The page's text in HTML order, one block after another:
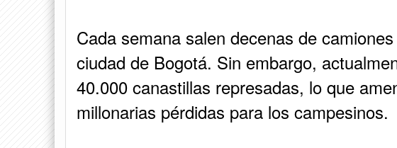
Cada semana salen decenas de
ciudad de Bogotá. Sin embargo,
40.000 canastillas represadas, lo que
millonarias pérdidas para los campesinos.